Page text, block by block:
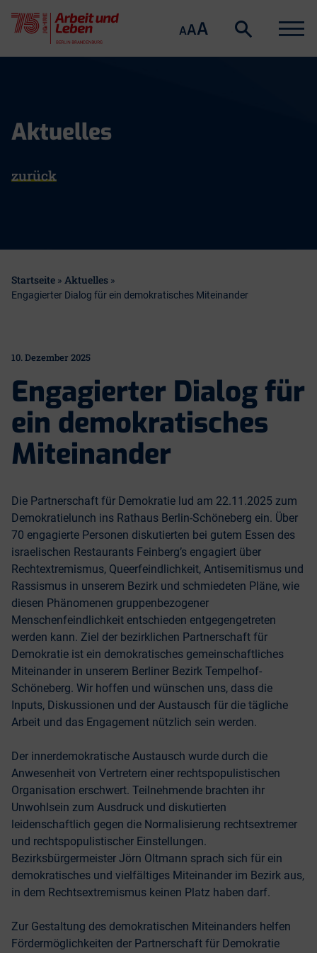
AAA
Suche
öffnen
Suche Menu
Aktuelles
zurück
Startseite » Aktuelles »
Engagierter Dialog für ein demokratisches Miteinander
10. Dezember 2025
Engagierter Dialog für
ein demokratisches
Miteinander
Die Partnerschaft für Demokratie lud am 22.11.2025 zum
Demokratielunch ins Rathaus Berlin-Schöneberg ein. Über
70 engagierte Personen diskutierten bei gutem Essen des
israelischen Restaurants Feinberg’s engagiert über
Rechtextremismus, Queerfeindlichkeit, Antisemitismus und
Rassismus in unserem Bezirk und schmiedeten Pläne, wie
diesen Phänomenen gruppenbezogener
Menschenfeindlichkeit entschieden entgegengetreten
werden kann. Ziel der bezirklichen Partnerschaft für
Demokratie ist ein demokratisches gemeinschaftliches
Miteinander in unserem Berliner Bezirk Tempelhof-
Schöneberg. Wir hoffen und wünschen uns, dass die
Inputs, Diskussionen und der Austausch für die tägliche
Arbeit und das Engagement nützlich sein werden.
Der innerdemokratische Austausch wurde durch die
Anwesenheit von Vertretern einer rechtspopulistischen
Organisation erschwert. Teilnehmende brachten ihr
Unwohlsein zum Ausdruck und diskutierten
leidenschaftlich gegen die Normalisierung rechtsextremer
und rechtspopulistischer Einstellungen.
Bezirksbürgermeister Jörn Oltmann sprach sich für ein
demokratisches und vielfältiges Miteinander im Bezirk aus,
in dem Rechtsextremismus keinen Platz haben darf.
Zur Gestaltung des demokratischen Miteinanders helfen
Fördermöglichkeiten der Partnerschaft für Demokratie